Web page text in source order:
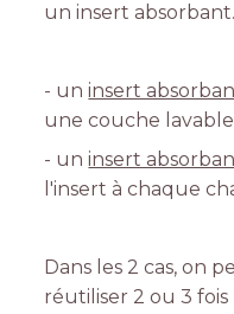
un insert
- uninsert
une couche lavable
- uninsert
l'insert à chaque
Dans les 2 cas, on
réutiliser 2 ou 3